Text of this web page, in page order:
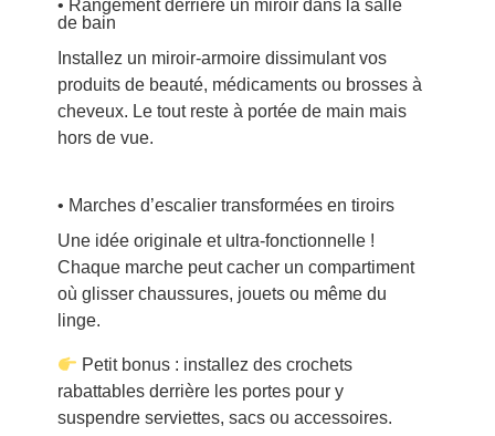
• Rangement derrière un miroir dans la salle
de bain
Installez un miroir-armoire dissimulant vos
produits de beauté, médicaments ou brosses à
cheveux. Le tout reste à portée de main mais
hors de vue.
• Marches d’escalier transformées en tiroirs
Une idée originale et ultra-fonctionnelle !
Chaque marche peut cacher un compartiment
où glisser chaussures, jouets ou même du
linge.
Petit bonus : installez des crochets
rabattables derrière les portes pour y
suspendre serviettes, sacs ou accessoires.